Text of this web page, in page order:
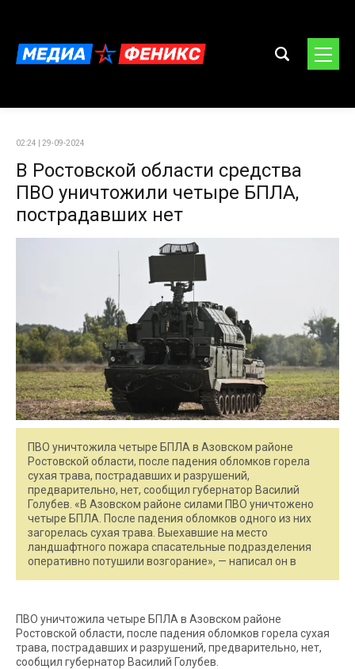
02:24 | 29-09-2024
В Ростовской области средства
ПВО уничтожили четыре БПЛА,
пострадавших нет
ПВО уничтожила четыре БПЛА в Азовском районе
Ростовской области, после падения обломков горела
сухая трава, пострадавших и разрушений,
предварительно, нет, сообщил губернатор Василий
Голубев. «В Азовском районе силами ПВО уничтожено
четыре БПЛА. После падения обломков одного из них
загорелась сухая трава. Выехавшие на место
ландшафтного пожара спасательные подразделения
оперативно потушили возгорание», — написал он в
ПВО уничтожила четыре БПЛА в Азовском районе
Ростовской области, после падения обломков горела сухая
трава, пострадавших и разрушений, предварительно, нет,
сообщил губернатор Василий Голубев.